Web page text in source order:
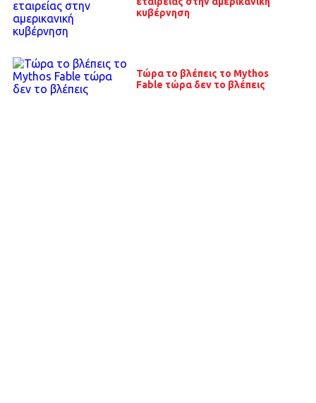
κυβέρνηση
Τώρα το βλέπεις το Mythos
Fable τώρα δεν το βλέπεις